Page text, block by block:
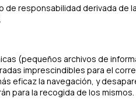
de responsabilidad derivada
(pequeños archivos de
imprescindibles para el
eficaz la navegación, y
para la recogida de los mismos.